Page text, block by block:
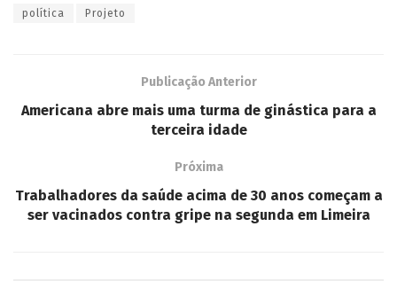
política Projeto
Publicação Anterior
Americana abre mais uma turma de ginástica para a
terceira idade
Próxima
Trabalhadores da saúde acima de 30 anos começam a
ser vacinados contra gripe na segunda em Limeira